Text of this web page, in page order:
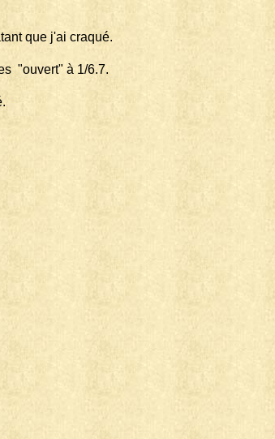
que j'ai craqué.
"ouvert" à 1/6.7.